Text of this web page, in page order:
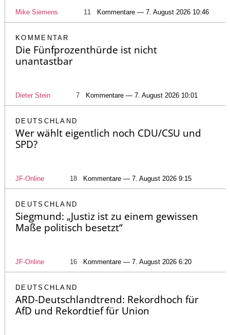
Mike Siemens 11 Kommentare — 7. August 2026 10:46
KOMMENTAR
Die Fünfprozenthürde ist nicht
unantastbar
Dieter Stein 7 Kommentare — 7. August 2026 10:01
DEUTSCHLAND
Wer wählt eigentlich noch CDU/CSU und
SPD?
JF-Online 18 Kommentare — 7. August 2026 9:15
DEUTSCHLAND
Siegmund: „Justiz ist zu einem gewissen
Maße politisch besetzt“
JF-Online 16 Kommentare — 7. August 2026 6:20
DEUTSCHLAND
ARD-Deutschlandtrend: Rekordhoch für
AfD und Rekordtief für Union